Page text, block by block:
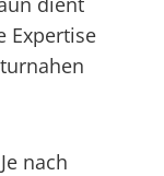
Expertise
nach